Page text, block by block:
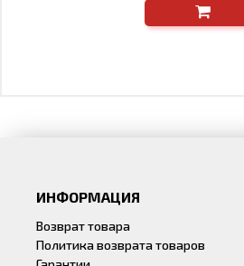
ИНФОРМАЦИЯ
Возврат товара
Политика возврата товаров